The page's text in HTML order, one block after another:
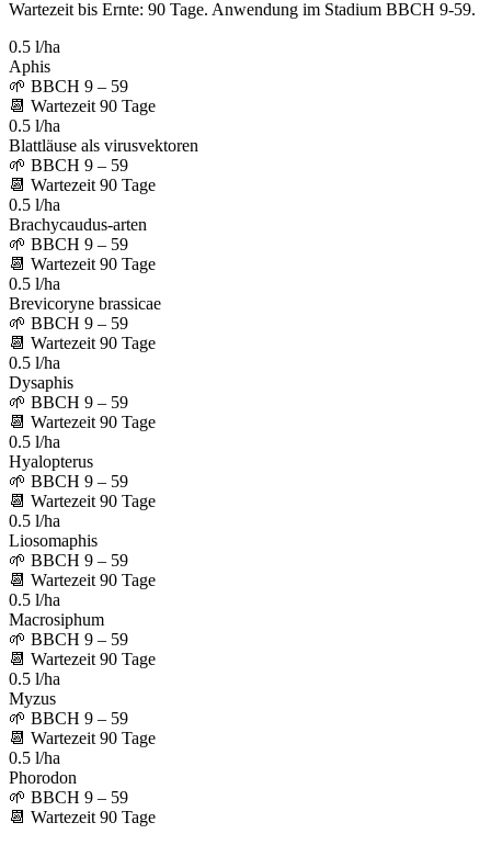
Wartezeit bis Ernte: 90 Tage. Anwendung im Stadium BBCH 9-59.
0.5 l/ha
Aphis
🌱 BBCH 9 – 59
📆 Wartezeit 90 Tage
0.5 l/ha
Blattläuse als virusvektoren
🌱 BBCH 9 – 59
📆 Wartezeit 90 Tage
0.5 l/ha
Brachycaudus-arten
🌱 BBCH 9 – 59
📆 Wartezeit 90 Tage
0.5 l/ha
Brevicoryne brassicae
🌱 BBCH 9 – 59
📆 Wartezeit 90 Tage
0.5 l/ha
Dysaphis
🌱 BBCH 9 – 59
📆 Wartezeit 90 Tage
0.5 l/ha
Hyalopterus
🌱 BBCH 9 – 59
📆 Wartezeit 90 Tage
0.5 l/ha
Liosomaphis
🌱 BBCH 9 – 59
📆 Wartezeit 90 Tage
0.5 l/ha
Macrosiphum
🌱 BBCH 9 – 59
📆 Wartezeit 90 Tage
0.5 l/ha
Myzus
🌱 BBCH 9 – 59
📆 Wartezeit 90 Tage
0.5 l/ha
Phorodon
🌱 BBCH 9 – 59
📆 Wartezeit 90 Tage